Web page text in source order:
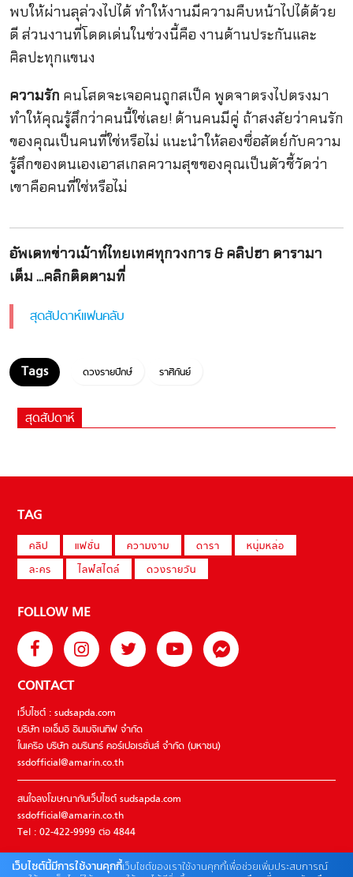
พบให้ผ่านลุล่วงไปได้ ทำให้งานมีความคืบหน้าไปได้ด้วย
ดี ส่วนงานที่โดดเด่นในช่วงนี้คือ งานด้านประกันและ
ศิลปะทุกแขนง
ความรัก คนโสดจะเจอคนถูกสเป็ค พูดจาตรงไปตรงมา
ทำให้คุณรู้สึกว่าคนนี้ใช่เลย! ด้านคนมีคู่ ถ้าสงสัยว่าคนรัก
ของคุณเป็นคนที่ใช่หรือไม่ แนะนำให้ลองซื่อสัตย์กับความ
รู้สึกของตนเองเอาสเกลความสุขของคุณเป็นตัวชี้วัดว่า
เขาคือคนที่ใช่หรือไม่
อัพเดทข่าวเม้าท์ไทยเทศทุกวงการ & คลิปฮา ดารามา
เต็ม ...คลิกติดตามที่
สุดสัปดาห์แฟนคลับ
ดวงรายปักษ์ ราศีกันย์
สุดสัปดาห์
TAG
คลิป แฟชั่น ความงาม ดารา
หนุ่มหล่อ
ละคร
ไลฟ์สไตล์ ดวงรายวัน
FOLLOW ME
CONTACT
เว็บไซต์ : sudsapda.com
บริษัท เอเอ็มอี อิมเมจิเนทีฟ จำกัด
ในเครือ บริษัท อมรินทร์ คอร์เปอเรชั่นส์ จำกัด (มหาชน)
ssdofficial@amarin.co.th
สนใจลงโฆษณากับเว็บไซต์ sudsapda.com
ssdofficial@amarin.co.th
Tel : 02-422-9999 ต่อ 4844
เว็บไซต์นี้มีการใช้งานคุกกี้เว็บไซต์ของเราใช้งานคุกกี้เพื่อช่วยเพิ่มประสบการณ์